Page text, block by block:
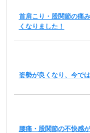
首肩こり・股関節の痛
くなりました！
姿勢が良くなり、今で
腰痛・股関節の不快感